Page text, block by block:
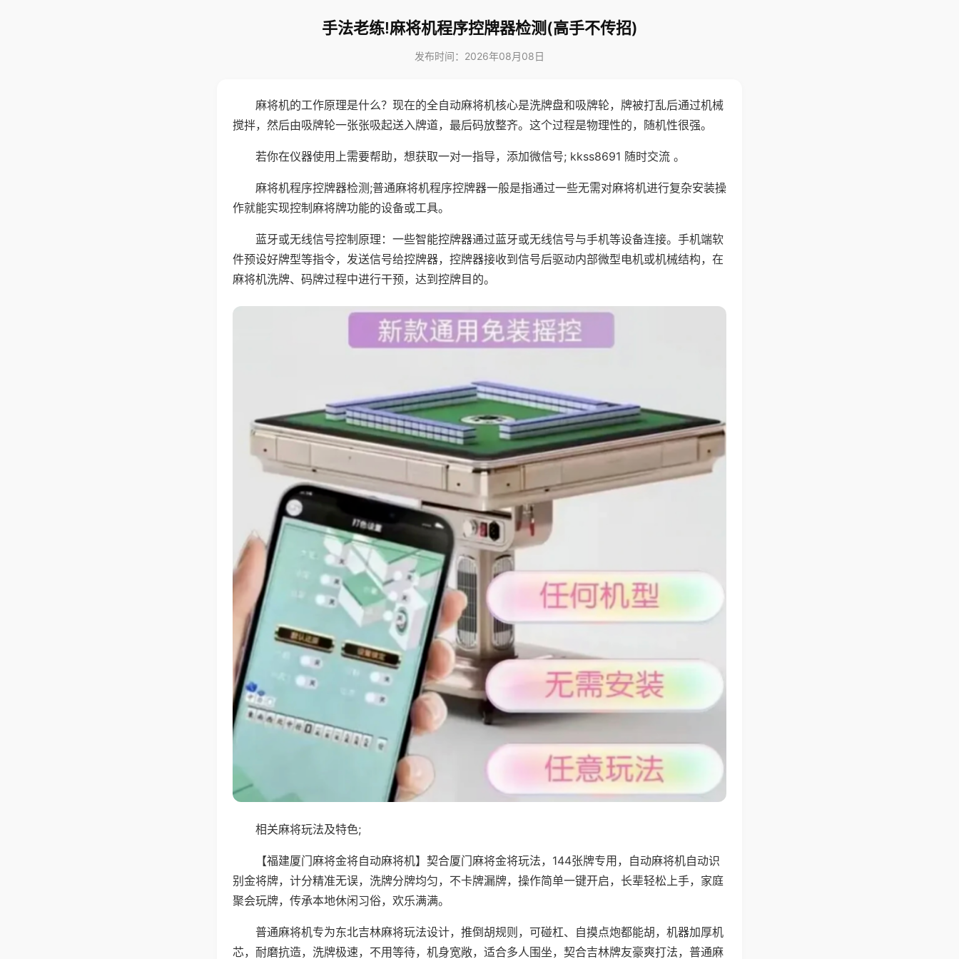
手法老练!麻将机程序控牌器检测(高手不传招)
发布时间：2026年08月08日
麻将机的工作原理是什么？现在的全自动麻将机核心是洗牌盘和吸牌轮，牌被打乱后通过机械
搅拌，然后由吸牌轮一张张吸起送入牌道，最后码放整齐。这个过程是物理性的，随机性很强。
若你在仪器使用上需要帮助，想获取一对一指导，添加微信号; kkss8691 随时交流 。
麻将机程序控牌器检测;普通麻将机程序控牌器一般是指通过一些无需对麻将机进行复杂安装操
作就能实现控制麻将牌功能的设备或工具。
蓝牙或无线信号控制原理：一些智能控牌器通过蓝牙或无线信号与手机等设备连接。手机端软
件预设好牌型等指令，发送信号给控牌器，控牌器接收到信号后驱动内部微型电机或机械结构，在
麻将机洗牌、码牌过程中进行干预，达到控牌目的。
相关麻将玩法及特色;
【福建厦门麻将金将自动麻将机】契合厦门麻将金将玩法，144张牌专用，自动麻将机自动识
别金将牌，计分精准无误，洗牌分牌均匀，不卡牌漏牌，操作简单一键开启，长辈轻松上手，家庭
聚会玩牌，传承本地休闲习俗，欢乐满满。
普通麻将机专为东北吉林麻将玩法设计，推倒胡规则，可碰杠、自摸点炮都能胡，机器加厚机
芯，耐磨抗造，洗牌极速，不用等待，机身宽敞，适合多人围坐，契合吉林牌友豪爽打法，普通麻